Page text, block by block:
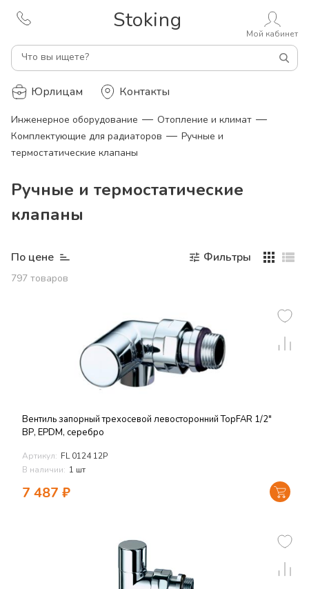
Stoking
Что вы ищете?
Мой кабинет
Юрлицам Контакты
Инженерное оборудование — Отопление и климат —
Комплектующие для радиаторов — Ручные и
термостатические клапаны
Ручные и термостатические
клапаны
По цене
797 товаров
Фильтры
Вентиль запорный трехосевой левосторонний TopFAR 1/2"
ВР, EPDM, серебро
Артикул: FL 0124 12P
В наличии: 1 шт
7 487 ₽